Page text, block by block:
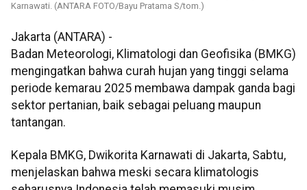
Karnawati. (ANTARA FOTO/Bayu Pratama S/tom.)
Jakarta (ANTARA) -
Badan Meteorologi, Klimatologi dan Geofisika (BMKG)
mengingatkan bahwa curah hujan yang tinggi selama
periode kemarau 2025 membawa dampak ganda bagi
sektor pertanian, baik sebagai peluang maupun
tantangan.
Kepala BMKG, Dwikorita Karnawati di Jakarta, Sabtu,
menjelaskan bahwa meski secara klimatologis